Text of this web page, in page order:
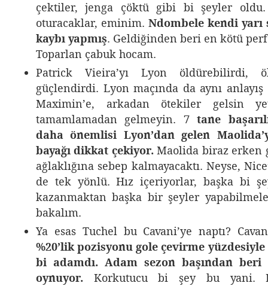
çektiler, jenga çöktü gibi bi şeyler oldu.
oturacaklar, eminim. Ndombele kendi yarı
kaybı yapmış. Geldiğinden beri en kötü
Toparlan çabuk hocam.
Patrick Vieira’yı Lyon öldürebilirdi,
güçlendirdi. Lyon maçında da aynı
Maximin’e, arkadan ötekiler gelsin
tamamlamadan gelmeyin. 7 tane
daha önemlisi Lyon’dan gelen
bayağı dikkat çekiyor. Maolida biraz erken
ağlaklığına sebep kalmayacaktı. Neyse,
de tek yönlü. Hız içeriyorlar, başka bi
kazanmaktan başka bir şeyler
bakalım.
Ya esas Tuchel bu Cavani’ye naptı?
%20’lik pozisyonu gole çevirme yüzdesiyle
bi adamdı. Adam sezon başından
oynuyor. Korkutucu bi şey bu yani.